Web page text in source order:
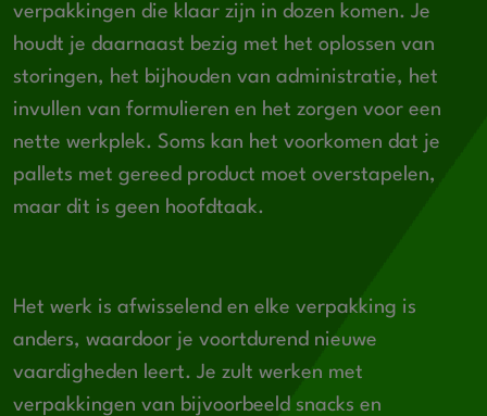
verpakkingen die klaar zijn in dozen komen. Je
houdt je daarnaast bezig met het oplossen van
storingen, het bijhouden van administratie, het
invullen van formulieren en het zorgen voor een
nette werkplek. Soms kan het voorkomen dat je
pallets met gereed product moet overstapelen,
maar dit is geen hoofdtaak.
Het werk is afwisselend en elke verpakking is
anders, waardoor je voortdurend nieuwe
vaardigheden leert. Je zult werken met
verpakkingen van bijvoorbeeld snacks en